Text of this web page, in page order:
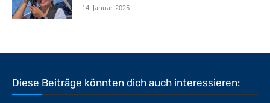
14. Januar 2025
Diese Beiträge könnten dich auch interessieren: